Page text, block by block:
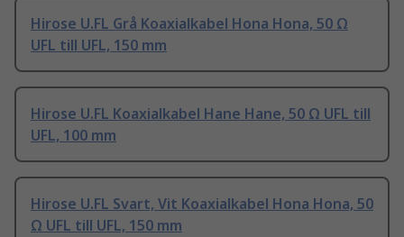
Hirose U.FL Grå Koaxialkabel Hona Hona, 50 Ω
UFL till UFL, 150 mm
Hirose U.FL Koaxialkabel Hane Hane, 50 Ω UFL till
UFL, 100 mm
Hirose U.FL Svart, Vit Koaxialkabel Hona Hona, 50
Ω UFL till UFL, 150 mm